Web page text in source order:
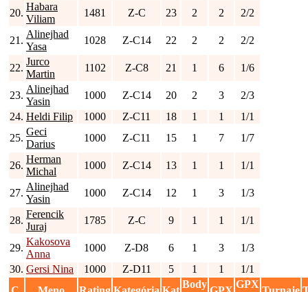
20.
Habara
Viliam
1481 Z-C 23 2 2 2/2
21.
Alinejhad
Yasa
1028 Z-C14 22 2 2 2/2
22.
Jurco
Martin
1102 Z-C8 21 1 6 1/6
23.
Alinejhad
Yasin
1000 Z-C14 20 2 3
2/3
24. Heldi Filip 1000 Z-C11 18 1 1
1/1
25.
Geci
Darius
1000 Z-C11 15 1 7 1/7
26.
Herman
Michal
1000 Z-C14 13 1 1 1/1
27.
Alinejhad
Yasin
1000 Z-C14 12 1 3 1/3
28.
Ferencik
Juraj
1785 Z-C 9 1 1 1/1
29.
Kakosova
Anna
1000 Z-D8 6 1 3
1/3
30. Gersi Nina 1000 Z-D11 5 1 1
1/1
Body
GPX